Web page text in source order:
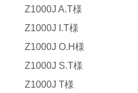
Z1000J A.T様
Z1000J I.T様
Z1000J O.H様
Z1000J S.T様
Z1000J T様